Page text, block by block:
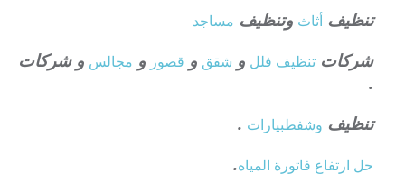
تنظيف أثاث وتنظيف مساجد
شركات تنظيف فلل و شقق و قصور و مجالس و شركات
.
تنظيف وشفطبيارات .
حل ارتفاع فاتورة المياه.